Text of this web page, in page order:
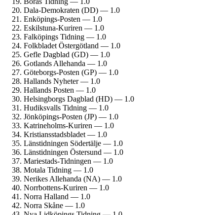
Dala-Demokraten (DD) — 1.0
Enköpings-Posten — 1.0
Eskilstuna-Kuriren — 1.0
Falköpings Tidning — 1.0
Folkbladet Östergötland — 1.0
Gefle Dagblad (GD) — 1.0
Gotlands Allehanda — 1.0
Göteborgs-Posten (GP) — 1.0
Hallands Nyheter — 1.0
Hallands Posten — 1.0
Helsingborgs Dagblad (HD) — 1.0
Hudiksvalls Tidning — 1.0
Jönköpings-Posten (JP) — 1.0
Katrineholms-Kuriren — 1.0
Kristiansstadsbladet — 1.0
Länstidningen Södertälje — 1.0
Länstidningen Östersund — 1.0
Mariestads-Tidningen — 1.0
Motala Tidning — 1.0
Nerikes Allehanda (NA) — 1.0
Norrbottens-Kuriren — 1.0
Norra Halland — 1.0
Norra Skåne — 1.0